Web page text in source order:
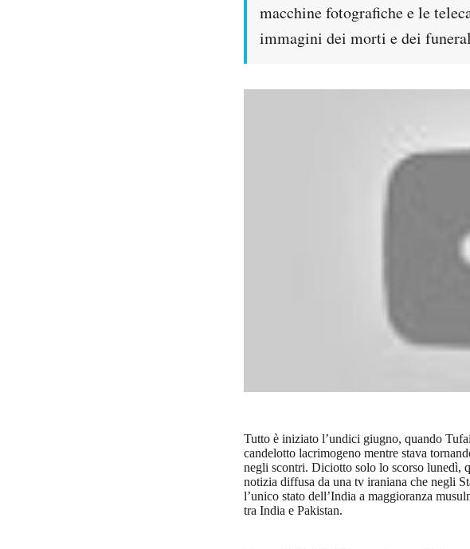
macchine fotografiche e le
immagini dei morti e dei
Tutto è iniziato l’undici giugno, quando
candelotto lacrimogeno mentre stava
negli scontri. Diciotto solo lo scorso lunedì,
notizia diffusa da una tv iraniana che negli
l’unico stato dell’India a maggioranza
tra India e Pakistan.